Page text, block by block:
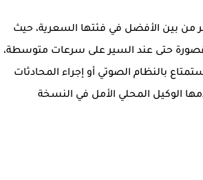
من بين الأفضل في فئتها السعرية، حيث
حتى عند السير على سرعات متوسطة،
بالنظام الصوتي أو إجراء المحادثات
الوكيل المحلي الأمل في النسخة